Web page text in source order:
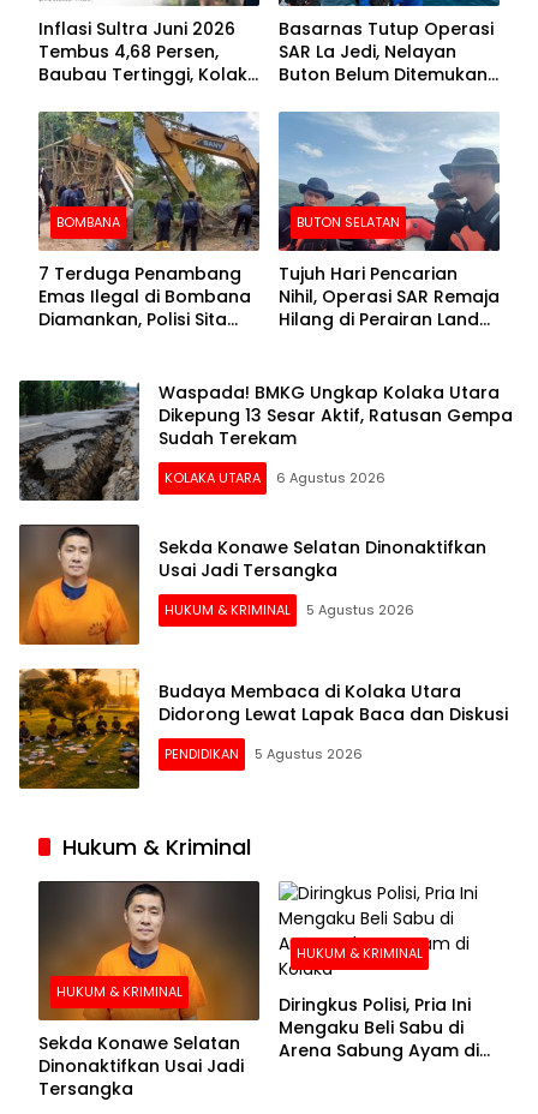
Inflasi Sultra Juni 2026
Tembus 4,68 Persen,
Baubau Tertinggi, Kolaka
Basarnas Tutup Operasi
SAR La Jedi, Nelayan
Buton Belum Ditemukan
BOMBANA
7 Terduga Penambang
Emas Ilegal di Bombana
Diamankan, Polisi Sita
BUTON SELATAN
Tujuh Hari Pencarian
Nihil, Operasi SAR Remaja
Hilang di Perairan Lande
Waspada! BMKG Ungkap Kolaka Utara
Dikepung 13 Sesar Aktif, Ratusan Gempa
Sudah Terekam
KOLAKA UTARA 6 Agustus 2026
Sekda Konawe Selatan Dinonaktifkan
Usai Jadi Tersangka
HUKUM & KRIMINAL 5 Agustus 2026
Budaya Membaca di Kolaka Utara
Didorong Lewat Lapak Baca dan Diskusi
PENDIDIKAN 5 Agustus 2026
Hukum & Kriminal
HUKUM & KRIMINAL
Sekda Konawe Selatan
Dinonaktifkan Usai Jadi
Tersangka
HUKUM & KRIMINAL
Diringkus Polisi, Pria Ini
Mengaku Beli Sabu di
Arena Sabung Ayam di